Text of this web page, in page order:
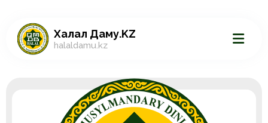
Халал Даму.KZ
halaldamu.kz